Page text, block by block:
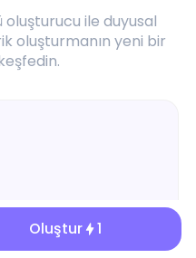
oluşturucu ile duyusal
oluşturmanın yeni bir
Oluştur 1